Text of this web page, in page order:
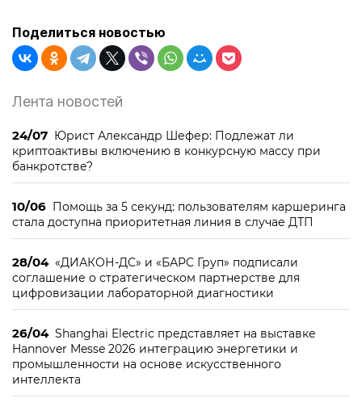
Поделиться новостью
Лента новостей
24/07 Юрист Александр Шефер: Подлежат ли
криптоактивы включению в конкурсную массу при
банкротстве?
10/06 Помощь за 5 секунд: пользователям каршеринга
стала доступна приоритетная линия в случае ДТП
28/04 «ДИАКОН-ДС» и «БАРС Груп» подписали
соглашение о стратегическом партнерстве для
цифровизации лабораторной диагностики
26/04 Shanghai Electric представляет на выставке
Hannover Messe 2026 интеграцию энергетики и
промышленности на основе искусственного
интеллекта